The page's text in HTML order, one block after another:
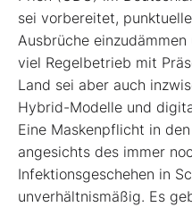
sei vorbereitet,
Ausbrüche
viel Regelbetrieb mit
Land sei aber auch
Hybrid-Modelle und
Eine Maskenpflicht in
angesichts des immer
Infektionsgeschehen in
unverhältnismäßig. Es